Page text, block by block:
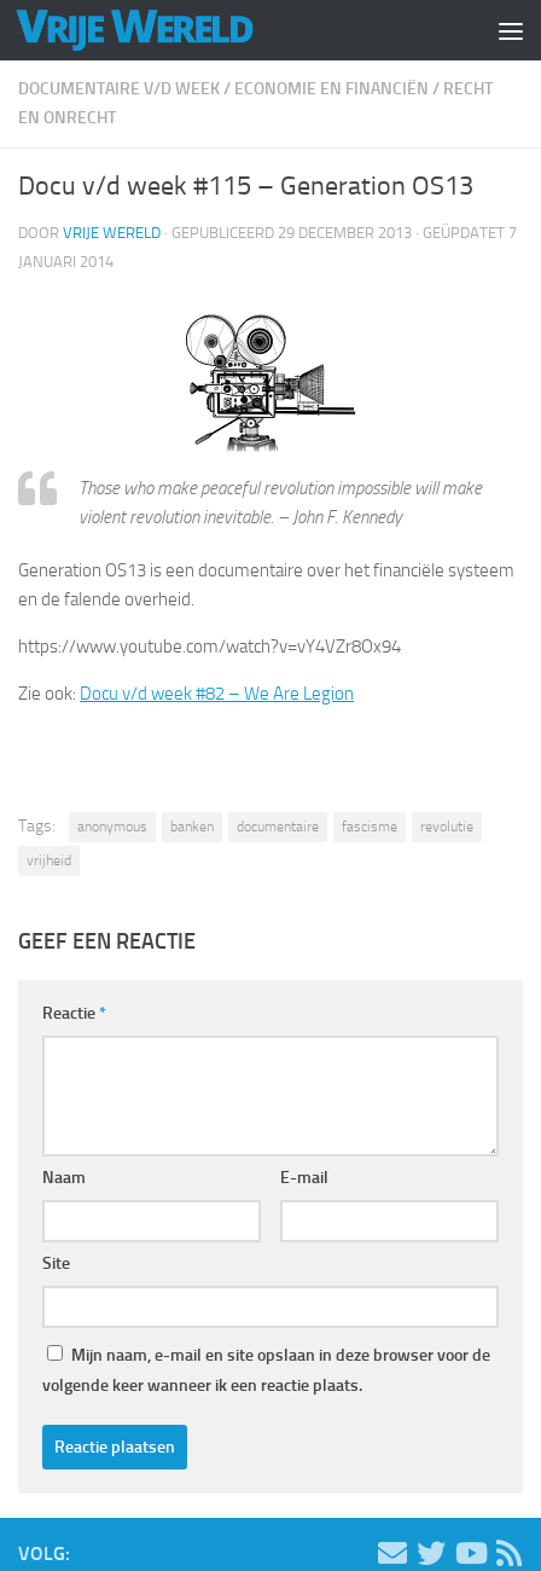
Doorgaan naar inhoud
DOCUMENTAIRE V/D WEEK/ ECONOMIE EN FINANCIËN / RECHT
EN ONRECHT
Docu v/d week #115 – Generation OS13
DOOR VRIJE WERELD · GEPUBLICEERD 29 DECEMBER 2013 · GEÜPDATET 7
JANUARI 2014
Those who make peaceful revolution impossible will make
violent revolution inevitable. – John F. Kennedy
Generation OS13 is een documentaire over het financiële systeem
en de falende overheid.
https://www.youtube.com/watch?v=vY4VZr8Ox94
Zie ook: Docu v/d week #82 – We Are Legion
Tags: anonymous banken documentaire fascisme
revolutie
vrijheid
GEEF EEN REACTIE
Reactie*
Naam E-mail
Site
Mijn naam, e-mail en site opslaan in deze browser voor de
volgende keer wanneer ik een reactie plaats.
VOLG: